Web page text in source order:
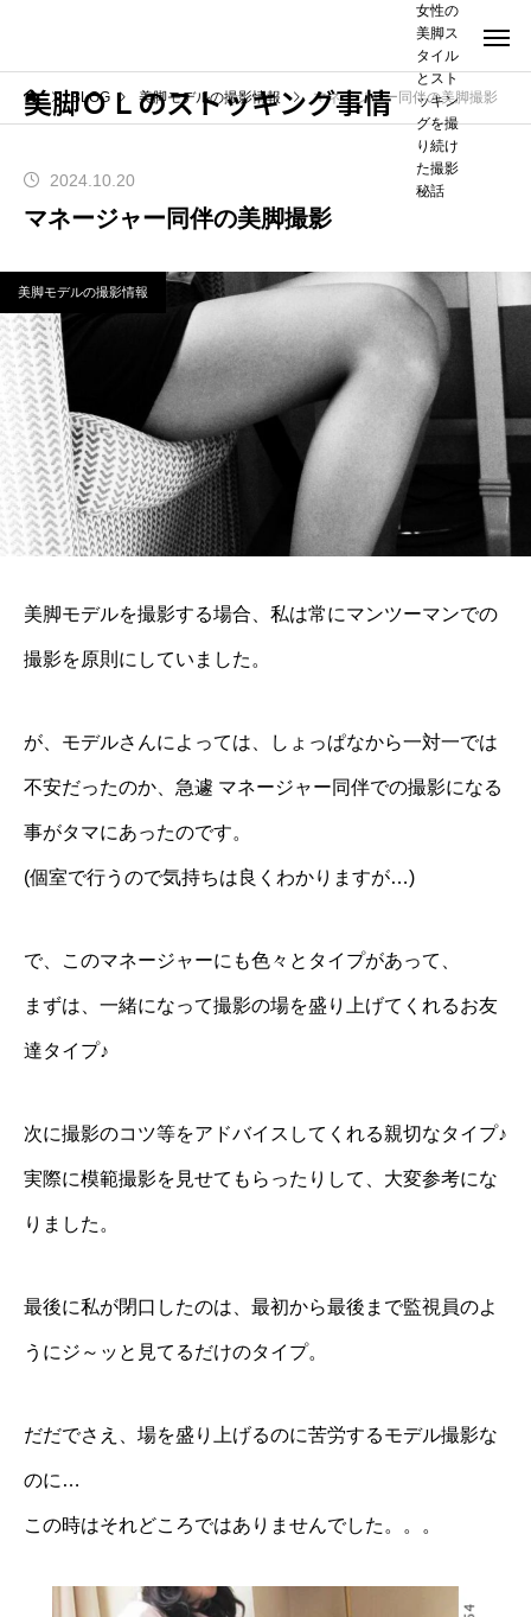
美脚ＯＬのストッキング事情
女性の
美脚ス
タイル
とスト
ッキン
グを撮
り続け
た撮影
秘話
BLOG 美脚モデルの撮影情報 マネージャー同伴の美脚撮影
2024.10.20
マネージャー同伴の美脚撮影
美脚モデルの撮影情報
美脚モデルを撮影する場合、私は常にマンツーマンでの
撮影を原則にしていました。
が、モデルさんによっては、しょっぱなから一対一では
不安だったのか、急遽 マネージャー同伴での撮影になる
事がタマにあったのです。
(個室で行うので気持ちは良くわかりますが…)
で、このマネージャーにも色々とタイプがあって、
まずは、一緒になって撮影の場を盛り上げてくれるお友
達タイプ♪
次に撮影のコツ等をアドバイスしてくれる親切なタイプ♪
実際に模範撮影を見せてもらったりして、大変参考にな
りました。
最後に私が閉口したのは、最初から最後まで監視員のよ
うにジ～ッと見てるだけのタイプ。
だだでさえ、場を盛り上げるのに苦労するモデル撮影な
のに…
この時はそれどころではありませんでした。。。